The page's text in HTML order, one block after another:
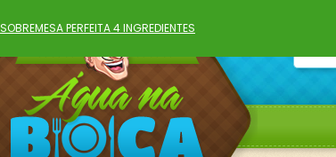
SOBREMESA PERFEITA 4 INGREDIENTES